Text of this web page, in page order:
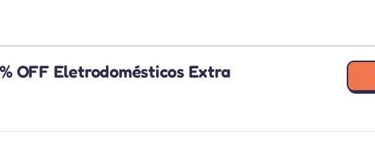
OFF Eletrodomésticos Extra